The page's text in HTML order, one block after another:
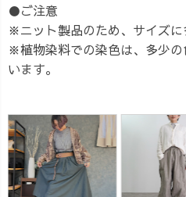
●ご注意
※ニット製品のため、サイズに
※植物染料での染色は、多少
います。